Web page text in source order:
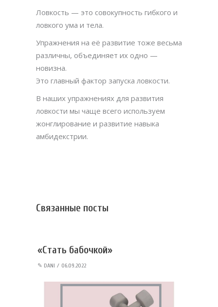
Ловкость — это совокупность гибкого и
ловкого ума и тела.
Упражнения на её развитие тоже весьма
различны, объединяет их одно —
новизна.
Это главный фактор запуска ловкости.
В наших упражнениях для развития
ловкости мы чаще всего используем
жонглирование и развитие навыка
амбидекстрии.
Связанные посты
«Стать бабочкой»
✎ DANI 06.09.2022